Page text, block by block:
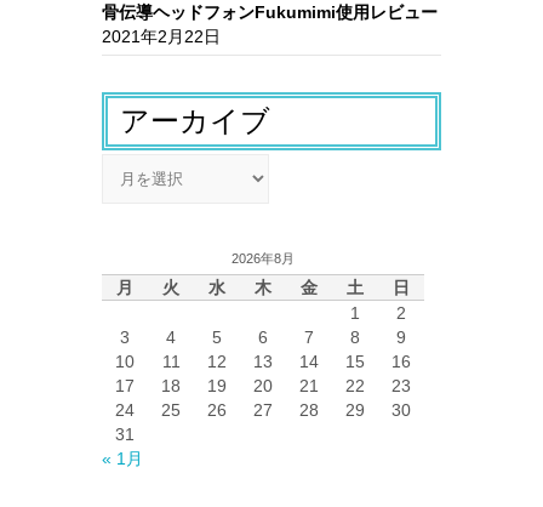
骨伝導ヘッドフォンFukumimi使用レビュー
2021年2月22日
アーカイブ
2026年8月
月 火 水 木 金 土
日
1
2
3
4 5 6 7 8
9
10
11 12 13 14 15
16
17
18 19 20 21 22
23
24
25 26 27 28 29
30
31
« 1月